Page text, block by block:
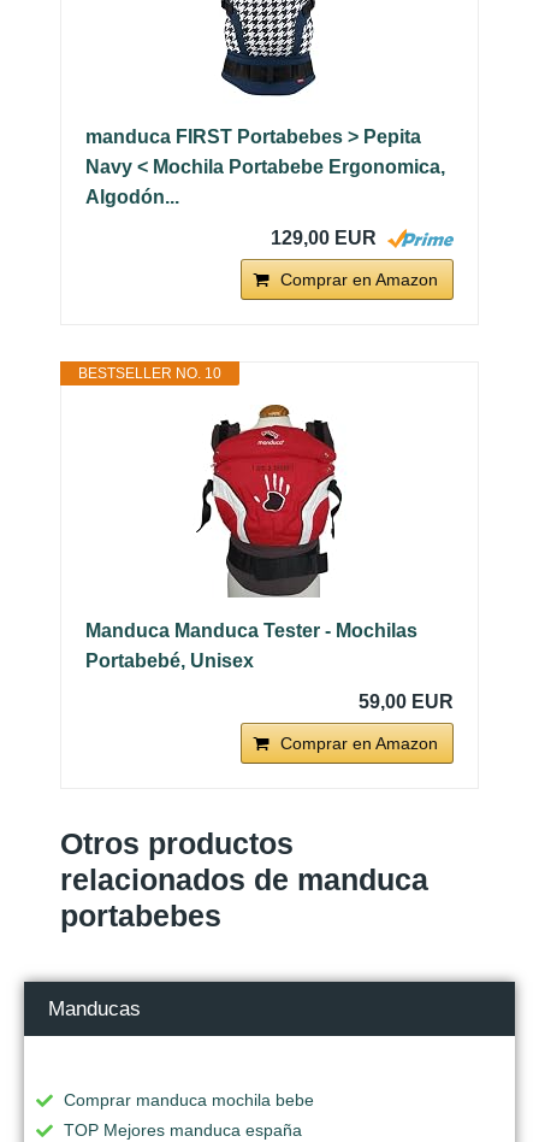
manduca FIRST Portabebes > Pepita
Navy < Mochila Portabebe Ergonomica,
Algodón...
129,00 EUR
Comprar en Amazon
BESTSELLER NO. 10
Manduca Manduca Tester - Mochilas
Portabebé, Unisex
59,00 EUR
Comprar en Amazon
Otros productos
relacionados de manduca
portabebes
Manducas
Comprar manduca mochila bebe
TOP Mejores manduca españa